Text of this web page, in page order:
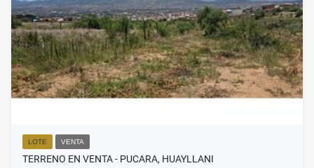
LOTE VENTA
TERRENO EN VENTA - PUCARA, HUAYLLANI